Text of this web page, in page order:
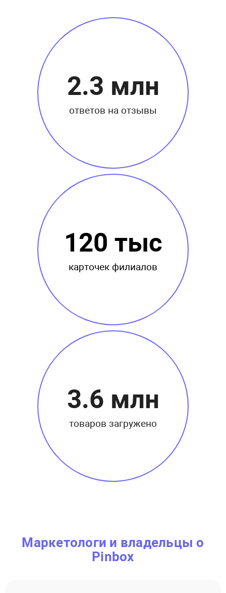
2.3 млн
ответов на отзывы
120 тыс
карточек филиалов
3.6 млн
товаров загружено
Маркетологи и владельцы о
Pinbox